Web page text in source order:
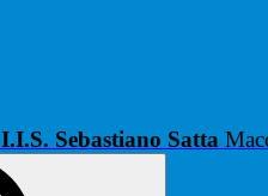
I.I.S. Sebastiano Satta